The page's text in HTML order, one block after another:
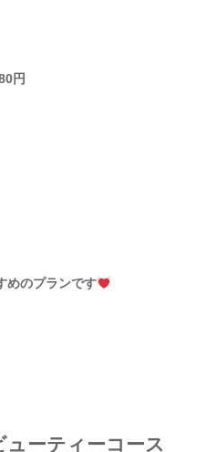
円
めのプランです
ーティーコース